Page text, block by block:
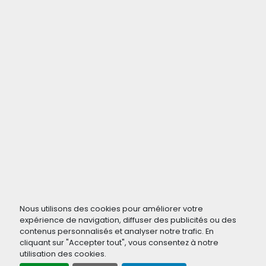
Nous utilisons des cookies pour améliorer votre
expérience de navigation, diffuser des publicités ou des
contenus personnalisés et analyser notre trafic. En
cliquant sur "Accepter tout", vous consentez à notre
utilisation des cookies.